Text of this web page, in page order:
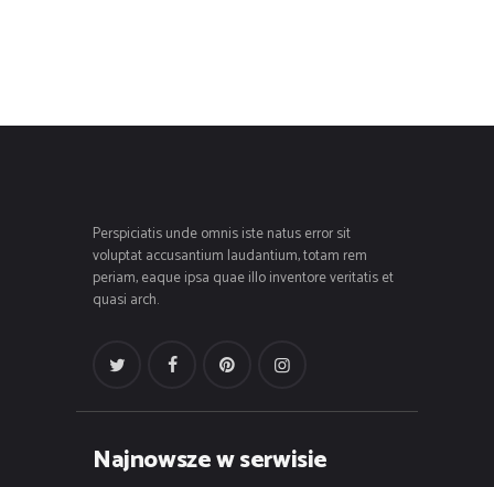
Perspiciatis unde omnis iste natus error sit
voluptat accusantium laudantium, totam rem
periam, eaque ipsa quae illo inventore veritatis et
quasi arch.
Najnowsze w serwisie